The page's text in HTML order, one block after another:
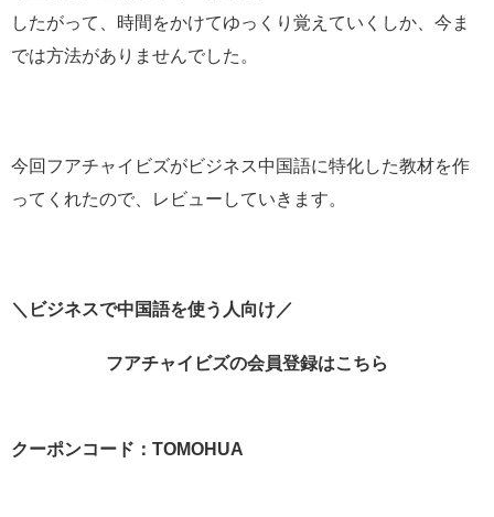
したがって、時間をかけてゆっくり覚えていくしか、今ま
では方法がありませんでした。
今回フアチャイビズがビジネス中国語に特化した教材を作
ってくれたので、レビューしていきます。
＼ビジネスで中国語を使う人向け／
フアチャイビズの会員登録はこちら
クーポンコード：TOMOHUA